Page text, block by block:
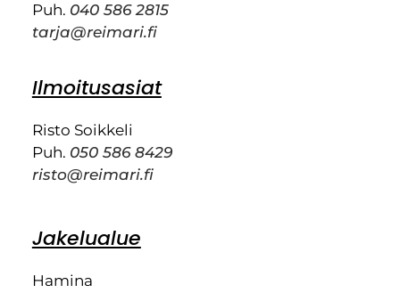
Puh. 040 586 2815
tarja@reimari.fi
Ilmoitusasiat
Risto Soikkeli
Puh. 050 586 8429
risto@reimari.fi
Jakelualue
Hamina